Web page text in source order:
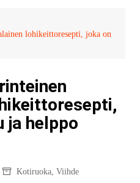
lohikeittoresepti, joka on
ja helppo
Kotiruoka, Viihde